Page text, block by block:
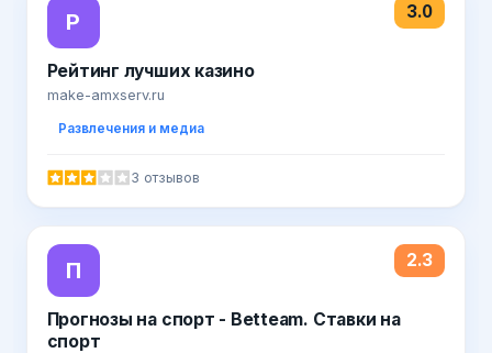
Р 3.0
Рейтинг лучших казино
make-amxserv.ru
Развлечения и медиа
3 отзывов
П 2.3
Прогнозы на спорт - Betteam. Ставки на
спорт